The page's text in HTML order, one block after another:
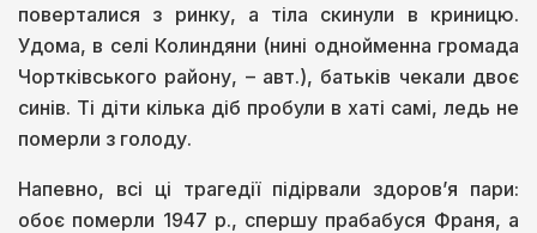
поверталися з ринку, а тіла скинули в криницю.
Удома, в селі Колиндяни (нині однойменна громада
Чортківського району, – авт.), батьків чекали двоє
синів. Ті діти кілька діб пробули в хаті самі, ледь не
померли з голоду.
Напевно, всі ці трагедії підірвали здоров’я пари:
обоє померли 1947 р., спершу прабабуся Франя, а